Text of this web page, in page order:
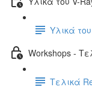
Υλικά
Workshops -
Τελικά